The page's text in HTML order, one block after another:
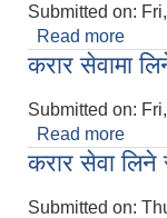
Submitted on:
Read more
करार सेवामा
Submitted on:
Read more
करार सेवा लिने
Submitted on: